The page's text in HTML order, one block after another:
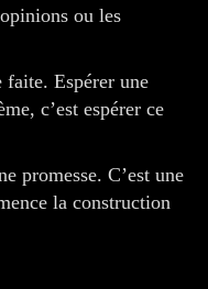
ou les
faite. Espérer une
c’est espérer ce
promesse. C’est une
la construction